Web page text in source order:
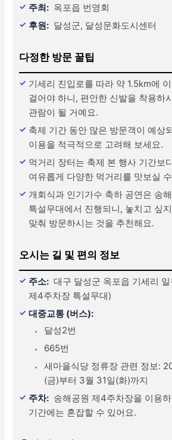
주최: 옥포읍 번영회
후원: 달성군, 달성문화도시센터
다정한 방문 꿀팁
기세리 진입로를 따라 약 1.5km에
걸어야 하니, 편안한 신발을 착용하
관람이 될 거예요.
축제 기간 동안 많은 방문객이 예상
이용을 적극적으로 고려해 보세요.
먹거리 장터는 축제 본 행사 기간보
여유롭게 다양한 먹거리를 맛보실
개회식과 인기가수 축하 공연은 송
특설무대에서 진행되니, 놓치고 싶
맞춰 방문하시는 것을 추천해요.
오시는 길 및 편의 정보
주소: 대구 달성군 옥포읍 기세리
제4주차장 특설무대)
대중교통 (버스):
달성2번
665번
새마을식당 정류장 관련 정보:
(금)부터 3월 31일(화)까지
주차: 송해공원 제4주차장을 이용
기간에는 혼잡할 수 있어요.